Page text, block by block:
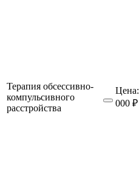
Терапия обсессивно-
компульсивного
расстройства
Цена:
000 ₽